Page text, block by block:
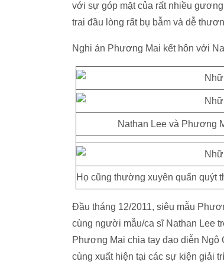
với sự góp mặt của rất nhiều
trai đầu lòng rất bụ bẫm và dễ
Nghi án Phương Mai kết hôn với
Nathan Lee và Phương
Họ cũng thường xuyên quấn quýt
Đầu tháng 12/2011, siêu mẫu
cùng người mẫu/ca sĩ Nathan Lee
Phương Mai chia tay đạo diễn Ngô
cùng xuất hiện tại các sự kiện giải